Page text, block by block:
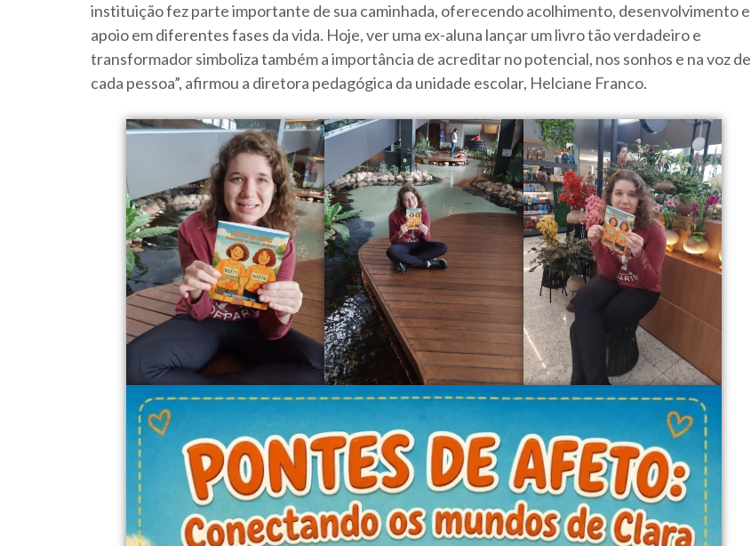
instituição fez parte importante de sua caminhada, oferecendo acolhimento, desenvolvimento e
apoio em diferentes fases da vida. Hoje, ver uma ex-aluna lançar um livro tão verdadeiro e
transformador simboliza também a importância de acreditar no potencial, nos sonhos e na voz de
cada pessoa”, afirmou a diretora pedagógica da unidade escolar, Helciane Franco.